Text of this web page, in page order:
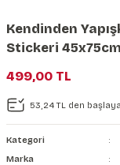
Kendinden
Stickeri 45x75cm
499,00 TL
53,24 TL den
Kategori
Marka